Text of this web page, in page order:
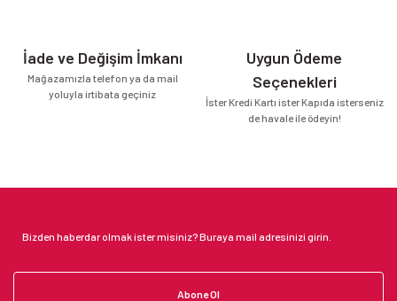
İade ve Değişim İmkanı
Mağazamızla telefon ya da mail
yoluyla irtibata geçiniz
Uygun Ödeme
Seçenekleri
İster Kredi Kartı ister Kapıda isterseniz
de havale ile ödeyin!
Abone Ol